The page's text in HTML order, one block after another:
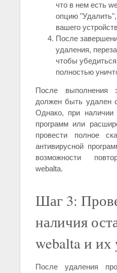
что в нем есть
опцию
вашего
После
удаления,
чтобы
полностью
После выполнения
должен быть удален
Однако, при наличии
программ или
провести полное
антивирусной
возможности
webalta.
Шаг 3:
наличия
webalta и их
После удаления